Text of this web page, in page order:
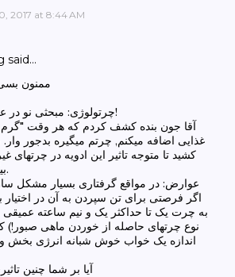
2017 at 8:44 AM
said…
ممنون
چرتولوژی: مبحثی نو در علوم بشری!
آقا جون بنده کشف کردم که هر وقت "گرم
غذایی اضافه میکنم, چرتم میگیره بدجور
کشید تا متوجه تاثیر این ادویه در چرتهای
بیگاهم شوم.
عوارض: در مواقع گرفتاری بسیار مشکل
اگر فرصتی برای تن سپردن به آن در اختیار
به چرت یک تا حداکثر یک و نیم ساعته عمیقی
نوع چرتهای حاصله از خوردن ماهی صبور!)
اندازه یک خواب خوش شبانه انرژی بخش
آیا بر شما چنین